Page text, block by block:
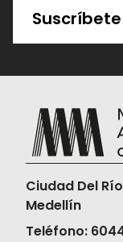
Suscríbete
Ciudad Del
Medellín
Teléfono: